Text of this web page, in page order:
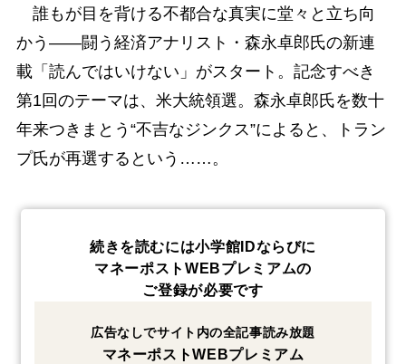
誰もが目を背ける不都合な真実に堂々と立ち向
かう――闘う経済アナリスト・森永卓郎氏の新連
載「読んではいけない」がスタート。記念すべき
第1回のテーマは、米大統領選。森永卓郎氏を数十
年来つきまとう“不吉なジンクス”によると、トラン
プ氏が再選するという……。
続きを読むには小学館IDならびに
マネーポストWEBプレミアムの
ご登録が必要です
広告なしでサイト内の全記事読み放題
マネーポストWEBプレミアム